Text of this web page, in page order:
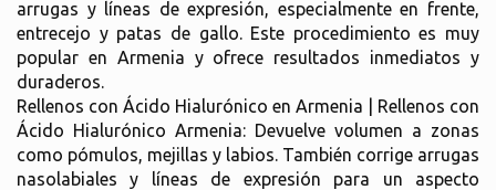
arrugas y líneas de expresión, especialmente en frente,
entrecejo y patas de gallo. Este procedimiento es muy
popular en Armenia y ofrece resultados inmediatos y
duraderos.
Rellenos con Ácido Hialurónico en Armenia | Rellenos con
Ácido Hialurónico Armenia: Devuelve volumen a zonas
como pómulos, mejillas y labios. También corrige arrugas
nasolabiales y líneas de expresión para un aspecto